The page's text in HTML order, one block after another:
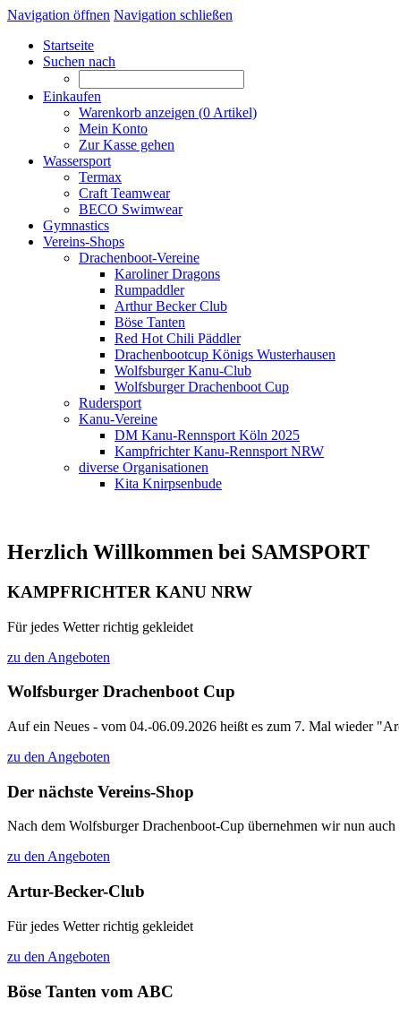
Navigation öffnen Navigation schließen
Startseite
Suchen nach
Einkaufen
Warenkorb anzeigen (0 Artikel)
Mein Konto
Zur Kasse gehen
Wassersport
Termax
Craft Teamwear
BECO Swimwear
Gymnastics
Vereins-Shops
Drachenboot-Vereine
Karoliner Dragons
Rumpaddler
Arthur Becker Club
Böse Tanten
Red Hot Chili Päddler
Drachenbootcup Königs Wusterhausen
Wolfsburger Kanu-Club
Wolfsburger Drachenboot Cup
Rudersport
Kanu-Vereine
DM Kanu-Rennsport Köln 2025
Kampfrichter Kanu-Rennsport NRW
diverse Organisationen
Kita Knirpsenbude
Herzlich Willkommen bei SAMSPORT
KAMPFRICHTER KANU NRW
Für jedes Wetter richtig gekleidet
zu den Angeboten
Wolfsburger Drachenboot Cup
Auf ein Neues - vom 04.-06.09.2026 heißt es zum 7. Mal wieder
zu den Angeboten
Der nächste Vereins-Shop
Nach dem Wolfsburger Drachenboot-Cup übernehmen wir nun
zu den Angeboten
Artur-Becker-Club
Für jedes Wetter richtig gekleidet
zu den Angeboten
Böse Tanten vom ABC